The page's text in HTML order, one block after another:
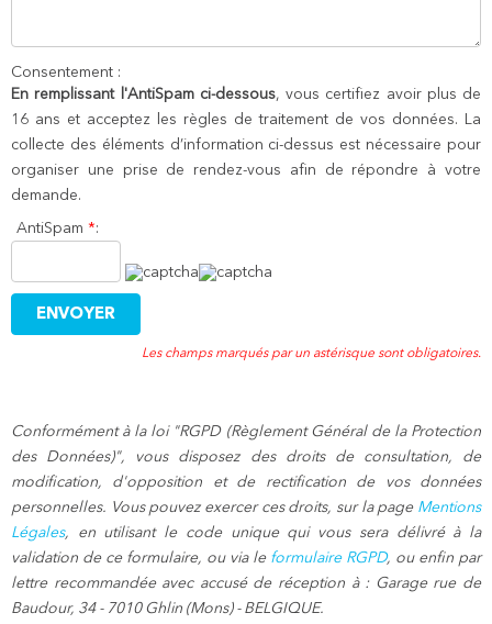
Consentement :
En remplissant l'AntiSpam ci-dessous, vous certifiez avoir plus de
16 ans et acceptez les règles de traitement de vos données. La
collecte des éléments d’information ci-dessus est nécessaire pour
organiser une prise de rendez-vous afin de répondre à votre
demande.
AntiSpam *:
Les champs marqués par un astérisque sont obligatoires.
Conformément à la loi "RGPD (Règlement Général de la Protection
des Données)", vous disposez des droits de consultation, de
modification, d'opposition et de rectification de vos données
personnelles. Vous pouvez exercer ces droits, sur la page Mentions
Légales, en utilisant le code unique qui vous sera délivré à la
validation de ce formulaire, ou via le formulaire RGPD, ou enfin par
lettre recommandée avec accusé de réception à : Garage rue de
Baudour, 34 - 7010 Ghlin (Mons) - BELGIQUE.